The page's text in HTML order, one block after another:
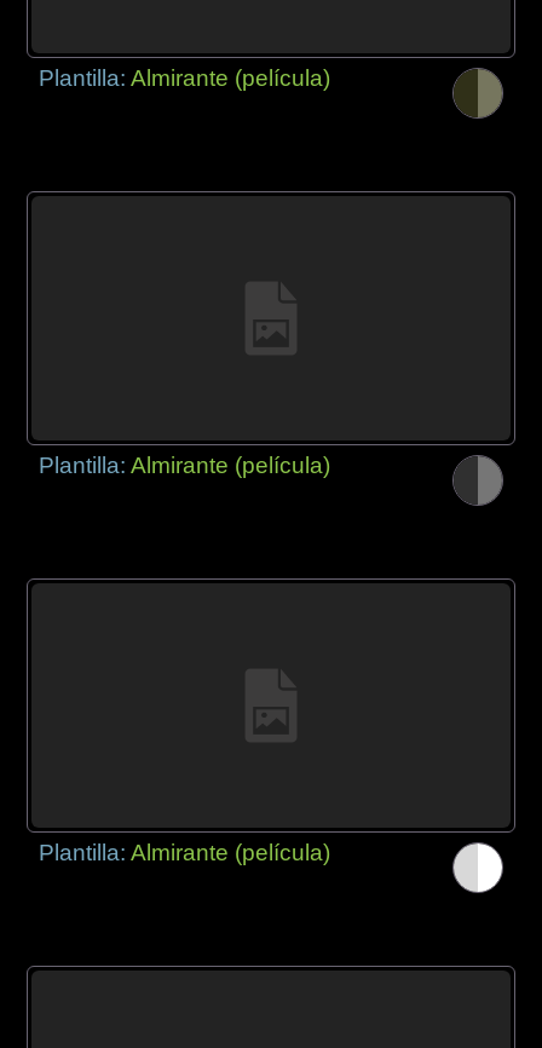
Plantilla:Almirante (película)
Plantilla:Almirante (película)
Plantilla:Almirante (película)